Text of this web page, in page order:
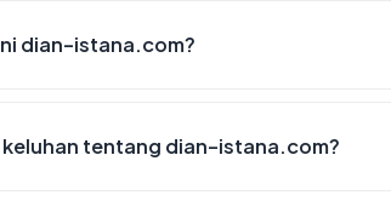
dian-istana.com?
keluhan tentang dian-istana.com?